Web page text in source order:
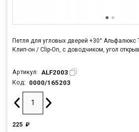
Петля для угловых дверей +30° Альфалюкс
Клип-он / Clip-On, с доводчиком, угол
Артикул: ALF2003
Код: 0000/165203
225 ₽